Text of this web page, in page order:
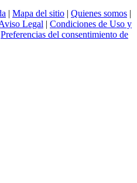
| Mapa del sitio | Quienes somos |
Legal | Condiciones de Uso y
Preferencias del consentimiento de